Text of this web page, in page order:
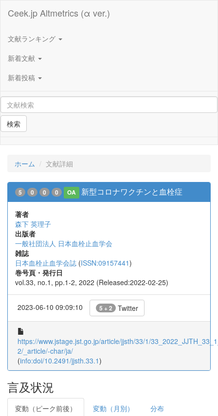
Ceek.jp Altmetrics (α ver.)
文献ランキング
新着文献
新着投稿
検索
ホーム 文献詳細
5 0 0 0 OA 新型コロナワクチンと血栓症
著者
森下 英理子
出版者
一般社団法人 日本血栓止血学会
雑誌
日本血栓止血学会誌 (ISSN:09157441)
巻号頁・発行日
vol.33, no.1, pp.1-2, 2022 (Released:2022-02-25)
2023-06-10 09:09:10 5 + 2 Twitter
https://www.jstage.jst.go.jp/article/jjsth/33/1/
2/_article/-char/ja/
(info:doi/10.2491/jjsth.33.1)
言及状況
変動（ピーク前後） 変動（月別） 分布